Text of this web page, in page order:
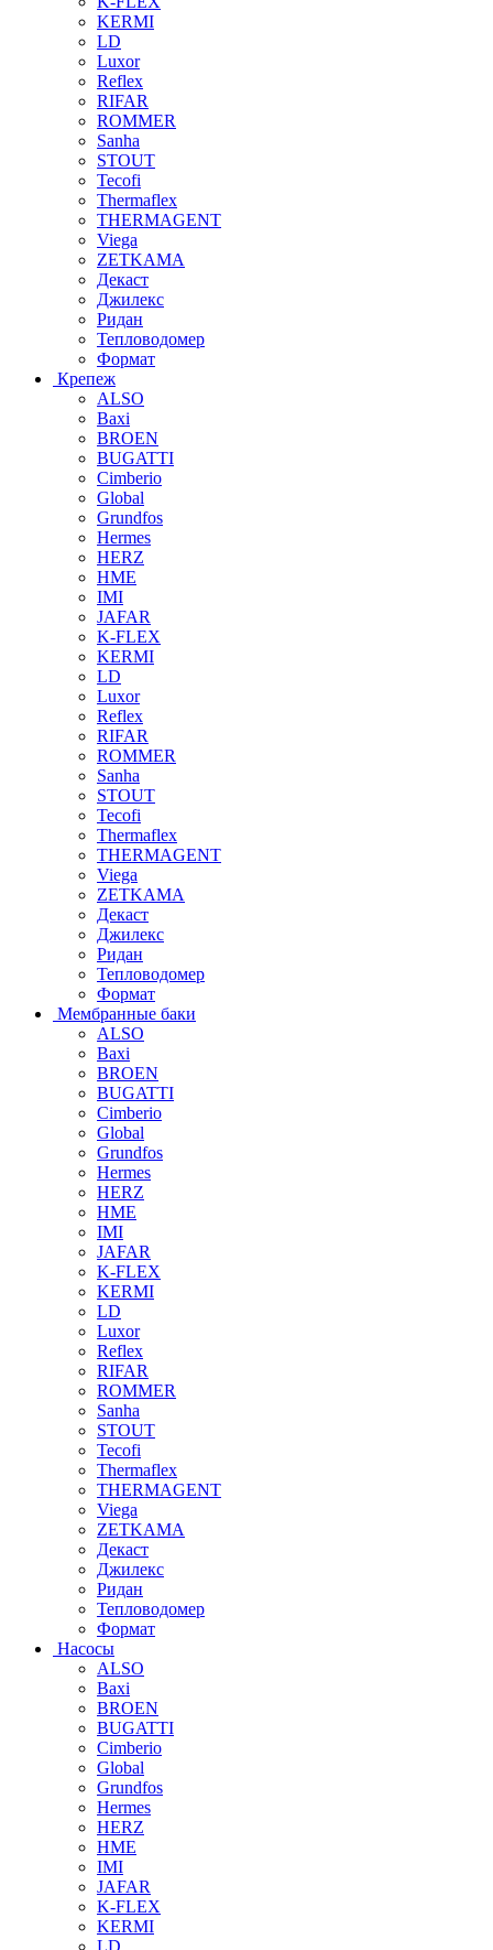
KERMI
LD
Luxor
Reflex
RIFAR
ROMMER
Sanha
STOUT
Tecofi
Thermaflex
THERMAGENT
Viega
ZETKAMA
Декаст
Джилекс
Ридан
Тепловодомер
Формат
Крепеж
ALSO
Baxi
BROEN
BUGATTI
Cimberio
Global
Grundfos
Hermes
HERZ
HME
IMI
JAFAR
K-FLEX
KERMI
LD
Luxor
Reflex
RIFAR
ROMMER
Sanha
STOUT
Tecofi
Thermaflex
THERMAGENT
Viega
ZETKAMA
Декаст
Джилекс
Ридан
Тепловодомер
Формат
Мембранные баки
ALSO
Baxi
BROEN
BUGATTI
Cimberio
Global
Grundfos
Hermes
HERZ
HME
IMI
JAFAR
K-FLEX
KERMI
LD
Luxor
Reflex
RIFAR
ROMMER
Sanha
STOUT
Tecofi
Thermaflex
THERMAGENT
Viega
ZETKAMA
Декаст
Джилекс
Ридан
Тепловодомер
Формат
Насосы
ALSO
Baxi
BROEN
BUGATTI
Cimberio
Global
Grundfos
Hermes
HERZ
HME
IMI
JAFAR
K-FLEX
KERMI
LD